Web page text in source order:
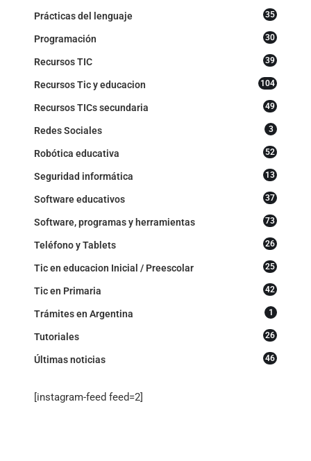
Prácticas del lenguaje 35
Programación 30
Recursos TIC 39
Recursos Tic y educacion 104
Recursos TICs secundaria 49
Redes Sociales 3
Robótica educativa 52
Seguridad informática 13
Software educativos 37
Software, programas y herramientas 73
Teléfono y Tablets 26
Tic en educacion Inicial / Preescolar 25
Tic en Primaria 42
Trámites en Argentina 1
Tutoriales 26
Últimas noticias 46
[instagram-feed feed=2]